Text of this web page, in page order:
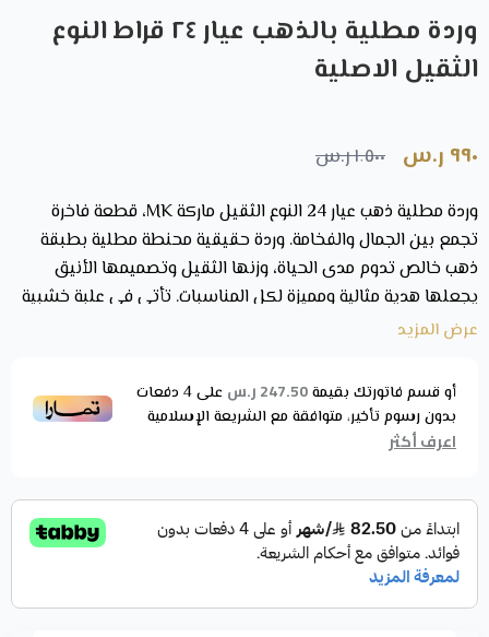
وردة مطلية بالذهب عيار ٢٤ قراط النوع
الثقيل الاصلية
٩٩٠ ر.س ١٬٥٠٠ ر.س
وردة مطلية ذهب عيار 24 النوع الثقيل ماركة MK، قطعة فاخرة
تجمع بين الجمال والفخامة. وردة حقيقية محنطة مطلية بطبقة
ذهب خالص تدوم مدى الحياة، وزنها الثقيل وتصميمها الأنيق
يجعلها هدية مثالية ومميزة لكل المناسبات. تأتي في علبة خشبية
أنيقة مع إمكانية الحفر على الساق لإضفاء طابع شخصي فريد.
مواصفات وردة مطلية ذهب
الاسم: وردة مطلية ذهب عيار 24 النوع الثقيل
التصنيف:ورد مطلي
العيار: 24 قيراط
الوزن: 100 جرام
الطول: 32 سم
الخامة: ذهب مطلي على وردة حقيقية محنطة
التغليف: علبة خشبية عالية الجودة
عرض المزيد
أو قسم فاتورتك بقيمة247.50 ر.س على4 دفعات
بدون رسوم تأخير، متوافقة مع الشريعة الإسلامية
اعرف أكثر